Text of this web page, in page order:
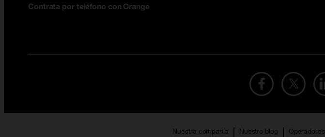
Contrata por teléfono con Orange
Nuestra compañía Nuestro blog Operadores